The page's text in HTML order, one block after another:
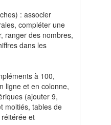
: associer
compléter une
ranger des nombres,
dans les
à 100,
ligne et en colonne,
(ajouter 9,
moitiés, tables de
et